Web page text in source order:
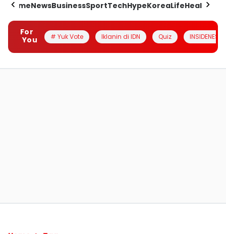
HomeNewsBusinessSportTechHypeKoreaLifeHealth
For
You
# Yuk Vote Iklanin di IDN Quiz INSIDENESIA